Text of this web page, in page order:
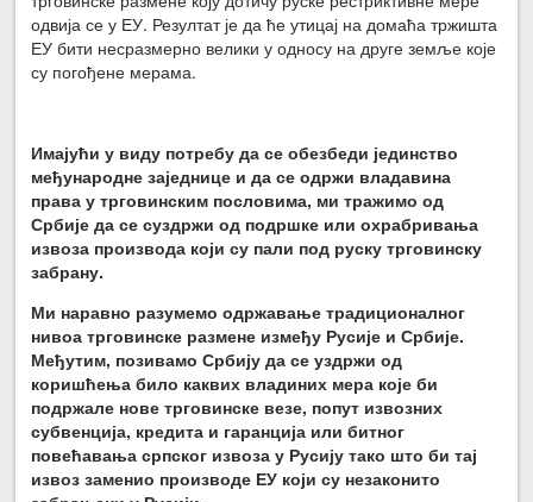
одвија се у ЕУ. Резултат је да ће утицај на домаћа тржишта
ЕУ бити несразмерно велики у односу на друге земље које
су погођене мерама.
Имајући у виду потребу да се обезбеди јединство
међународне заједнице и да се одржи владавина
права у трговинским пословима, ми тражимо од
Србије да се суздржи од подршке или охрабривања
извоза производа који су пали под руску трговинску
забрану.
Ми наравно разумемо одржавање традиционалног
нивоа трговинске размене између Русије и Србије.
Међутим, позивамо Србију да се уздржи од
коришћења било каквих владиних мера које би
подржале нове трговинске везе, попут извозних
субвенција, кредита и гаранција или битног
повећавања српског извоза у Русију тако што би тај
извоз заменио производе ЕУ који су незаконито